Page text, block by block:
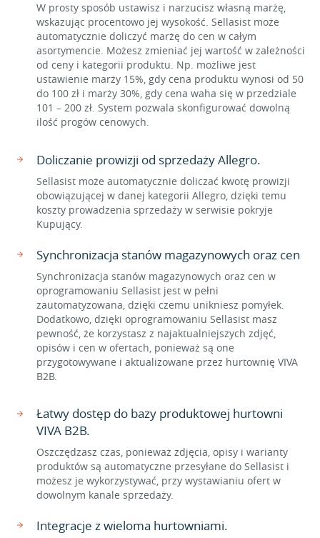
W prosty sposób ustawisz i narzucisz własną marżę,
wskazując procentowo jej wysokość. Sellasist może
automatycznie doliczyć marżę do cen w całym
asortymencie. Możesz zmieniać jej wartość w zależności
od ceny i kategorii produktu. Np. możliwe jest
ustawienie marży 15%, gdy cena produktu wynosi od 50
do 100 zł i marży 30%, gdy cena waha się w przedziale
101 – 200 zł. System pozwala skonfigurować dowolną
ilość progów cenowych.
Doliczanie prowizji od sprzedaży Allegro.
Sellasist może automatycznie doliczać kwotę prowizji
obowiązującej w danej kategorii Allegro, dzięki temu
koszty prowadzenia sprzedaży w serwisie pokryje
Kupujący.
Synchronizacja stanów magazynowych oraz cen
Synchronizacja stanów magazynowych oraz cen w
oprogramowaniu Sellasist jest w pełni
zautomatyzowana, dzięki czemu unikniesz pomyłek.
Dodatkowo, dzięki oprogramowaniu Sellasist masz
pewność, że korzystasz z najaktualniejszych zdjęć,
opisów i cen w ofertach, ponieważ są one
przygotowywane i aktualizowane przez hurtownię VIVA
B2B.
Łatwy dostęp do bazy produktowej hurtowni
VIVA B2B.
Oszczędzasz czas, ponieważ zdjęcia, opisy i warianty
produktów są automatyczne przesyłane do Sellasist i
możesz je wykorzystywać, przy wystawianiu ofert w
dowolnym kanale sprzedaży.
Integracje z wieloma hurtowniami.